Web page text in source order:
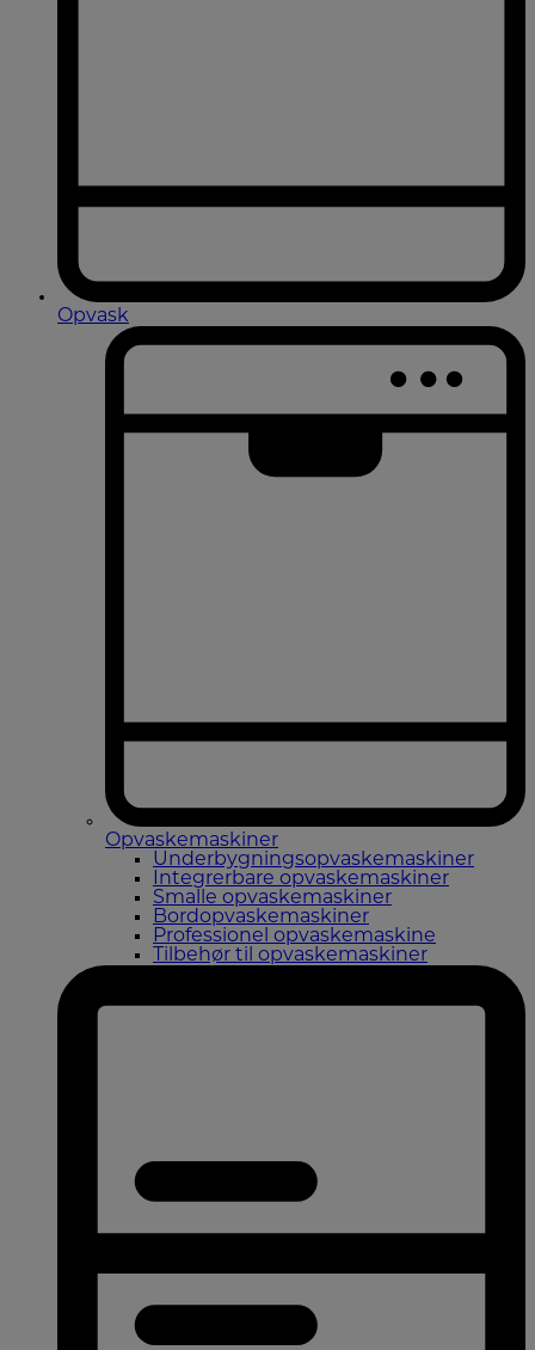
Opvask
Opvaskemaskiner
Underbygningsopvaskemaskiner
Integrerbare opvaskemaskiner
Smalle opvaskemaskiner
Bordopvaskemaskiner
Professionel opvaskemaskine
Tilbehør til opvaskemaskiner